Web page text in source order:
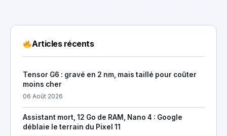
Articles récents
Tensor G6 : gravé en 2 nm, mais taillé pour coûter
moins cher
06 Août 2026
Assistant mort, 12 Go de RAM, Nano 4 : Google
déblaie le terrain du Pixel 11